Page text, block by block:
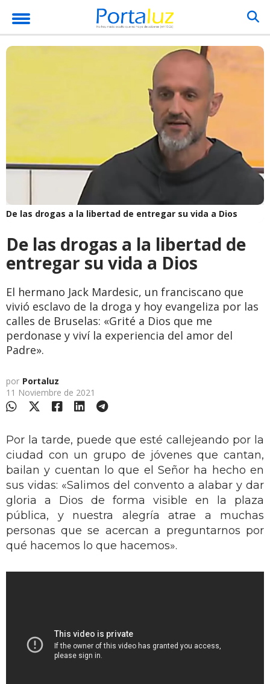
De las drogas a la libertad de entregar su vida a Dios
De las drogas a la libertad de
entregar su vida a Dios
El hermano Jack Mardesic, un franciscano que
vivió esclavo de la droga y hoy evangeliza por las
calles de Bruselas: «Grité a Dios que me
perdonase y viví la experiencia del amor del
Padre».
por Portaluz
11 Noviembre de 2021
Por la tarde, puede que esté callejeando por la
ciudad con un grupo de jóvenes que cantan,
bailan y cuentan lo que el Señor ha hecho en
sus vidas: «Salimos del convento a alabar y dar
gloria a Dios de forma visible en la plaza
pública, y nuestra alegría atrae a muchas
personas que se acercan a preguntarnos por
qué hacemos lo que hacemos».